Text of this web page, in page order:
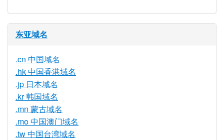
东亚域名
.cn 中国域名
.hk 中国香港域名
.jp 日本域名
.kr 韩国域名
.mn 蒙古域名
.mo 中国澳门域名
.tw 中国台湾域名